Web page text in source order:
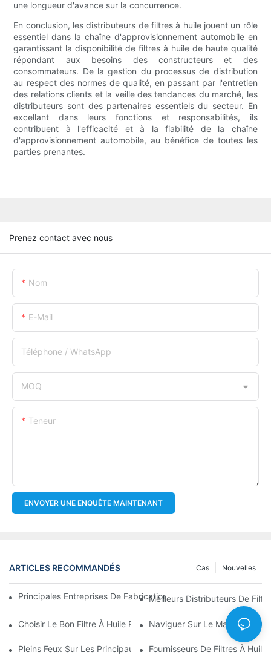
une longueur d'avance sur la concurrence.
En conclusion, les distributeurs de filtres à huile jouent un rôle
essentiel dans la chaîne d'approvisionnement automobile en
garantissant la disponibilité de filtres à huile de haute qualité
répondant aux besoins des constructeurs et des
consommateurs. De la gestion du processus de distribution
au respect des normes de qualité, en passant par l'entretien
des relations clients et la veille des tendances du marché, les
distributeurs sont des partenaires essentiels du secteur. En
excellant dans leurs fonctions et responsabilités, ils
contribuent à l'efficacité et à la fiabilité de la chaîne
d'approvisionnement automobile, au bénéfice de toutes les
parties prenantes.
Prenez contact avec nous
Nom
E-Mail
Téléphone / WhatsApp
MOQ
Teneur
ENVOYER UNE ENQUÊTE MAINTENANT
ARTICLES RECOMMANDÉS Nouvelles
Cas
Principales Entreprises De Fabrication De Filtres À Huile : Un
Meilleurs Distributeurs De
Choisir Le Bon Filtre À Huile Pour Votre Modèle De Véhicule :
Naviguer Sur Le Marché De
Pleins Feux Sur Les Principaux Fabricants De Filtres À Huile Et
Fournisseurs De Filtres À